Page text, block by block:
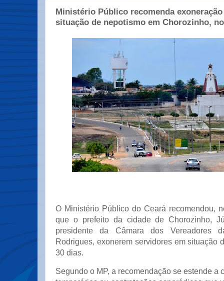
Ministério Público recomenda
situação de nepotismo em Chorozinho,
O Ministério Público do Ceará recomendou,
que o prefeito da cidade de Chorozinho,
presidente da Câmara dos Vereadores
Rodrigues, exonerem servidores em situação
30 dias.
Segundo o MP, a recomendação se estende a